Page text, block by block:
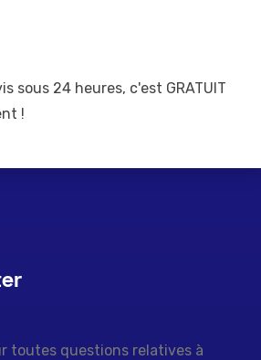
sous 24 heures, c'est GRATUIT
!
toutes questions relatives à